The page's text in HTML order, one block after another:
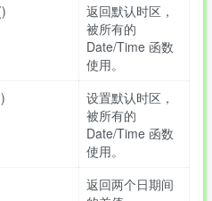
返回默认时区，
被所有的
Date/Time 函数
使用。
设置默认时区，
被所有的
Date/Time 函数
使用。
返回两个日期间